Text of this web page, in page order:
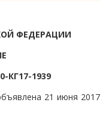
ФЕДЕРАЦИИ
КГ17-1939
21 июня 2017